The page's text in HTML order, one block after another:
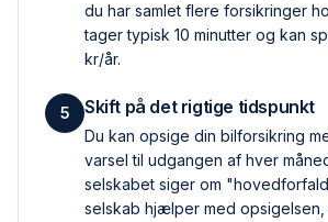
du har samlet flere forsikringer
tager typisk 10 minutter og kan
kr/år.
5 Skift på det rigtige tidspunkt
Du kan opsige din bilforsikring
varsel til udgangen af hver
selskabet siger om
selskab hjælper med opsigelsen,